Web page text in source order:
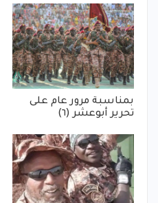
بمناسبة مرور عام على
تحرير أبوعشر (٦)